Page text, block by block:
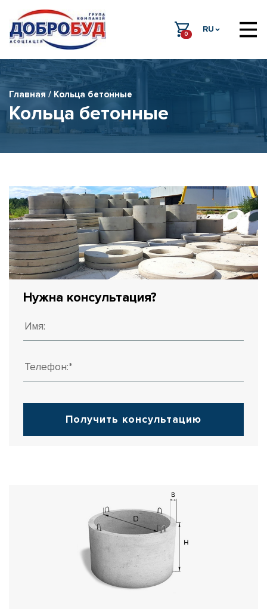
0
RU
Главная / Кольца бетонные
Кольца бетонные
Нужна консультация?